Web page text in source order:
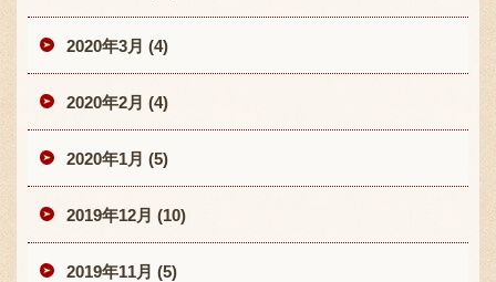
2020年3月 (4)
2020年2月 (4)
2020年1月 (5)
2019年12月 (10)
2019年11月 (5)